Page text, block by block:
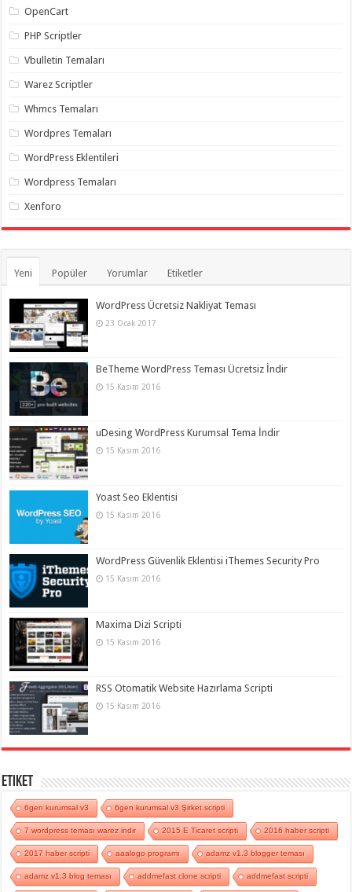
OpenCart
PHP Scriptler
Vbulletin Temaları
Warez Scriptler
Whmcs Temaları
Wordpres Temaları
WordPress Eklentileri
Wordpress Temaları
Xenforo
Yeni Popüler Yorumlar Etiketler
WordPress Ücretsiz Nakliyat Teması
23 Ocak 2017
BeTheme WordPress Teması Ücretsiz İndir
15 Kasım 2016
uDesing WordPress Kurumsal Tema İndir
15 Kasım 2016
Yoast Seo Eklentisi
15 Kasım 2016
WordPress Güvenlik Eklentisi iThemes Security Pro
15 Kasım 2016
Maxima Dizi Scripti
15 Kasım 2016
RSS Otomatik Website Hazırlama Scripti
15 Kasım 2016
Etiket
6gen kurumsal v3 6gen kurumsal v3 Şirket scripti
7 wordpress teması warez indir 2015 E Ticaret scripti 2016 haber scripti
2017 haber scripti aaalogo programı adamz v1.3 blogger teması
adamz v1.3 blog teması addmefast clone scripti addmefast scripti